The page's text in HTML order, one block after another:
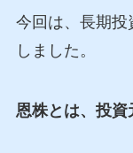
今回は、長期
しました。
恩株とは、投資